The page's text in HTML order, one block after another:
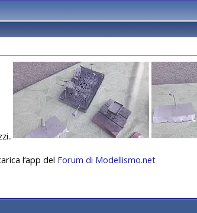
l‘app del Forum di Modellismo.net